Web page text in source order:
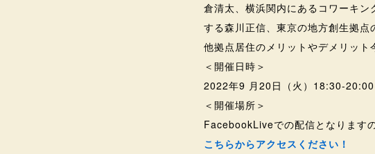
倉清太、横浜関内にあるコワーキ
する森川正信、東京の地方創生拠
他拠点居住のメリットやデメリット
＜開催日時＞
2022年9 月20日（火）18:30-20:00
＜開催場所＞
FacebookLiveでの配信となります
こちらからアクセスください！